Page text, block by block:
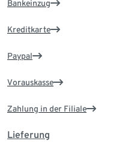
Bankeinzug
Kreditkarte
Paypal
Vorauskasse
Zahlung in der Filiale
Lieferung